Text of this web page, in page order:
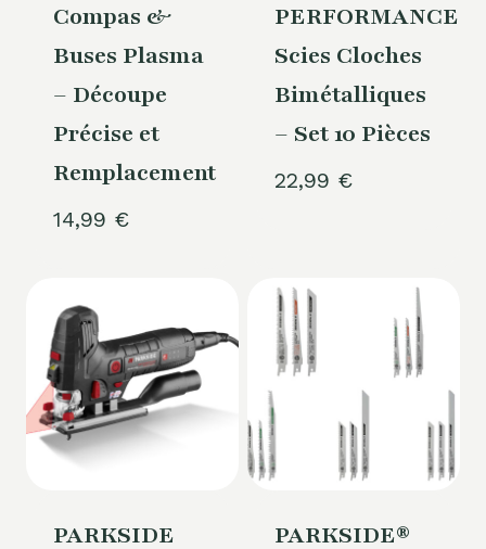
Compas &
Buses Plasma
– Découpe
Précise et
Remplacement
14,99 €
PERFORMANCE®
Scies Cloches
Bimétalliques
– Set 10 Pièces
22,99 €
PARKSIDE
PARKSIDE®